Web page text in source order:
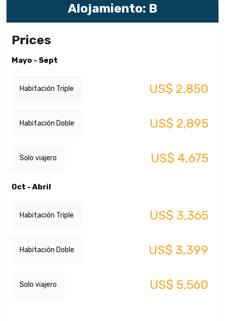
Alojamiento: B
Prices
Mayo - Sept
Habitación Triple US$ 2,850
Habitación Doble US$ 2,895
Solo viajero US$ 4,675
Oct - Abril
Habitación Triple US$ 3,365
Habitación Doble US$ 3,399
Solo viajero US$ 5,560